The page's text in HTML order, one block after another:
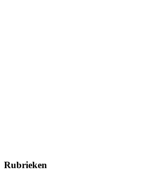
Rubrieken